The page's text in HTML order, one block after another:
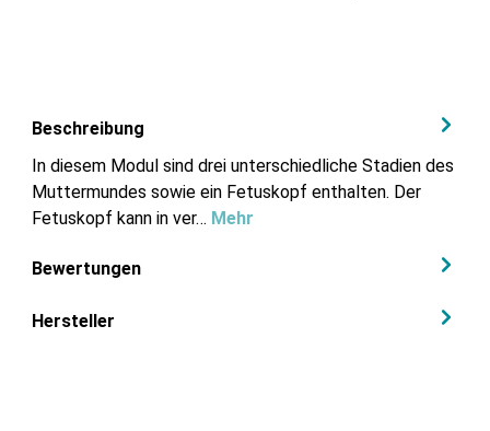
Beschreibung
In diesem Modul sind drei unterschiedliche Stadien des
Muttermundes sowie ein Fetuskopf enthalten. Der
Fetuskopf kann in ver… Mehr
Bewertungen
Hersteller